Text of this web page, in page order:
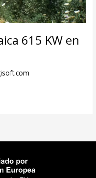
615 KW en